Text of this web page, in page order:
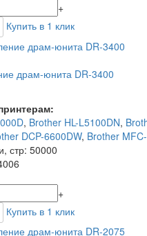
+
Купить в 1 клик
драм-юнита DR-3400
, Brother HL-L5100DN,
DCP-6600DW, Brother
стр: 50000
+
Купить в 1 клик